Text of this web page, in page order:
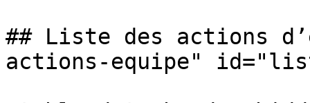
## Liste des actions
actions-equipe"